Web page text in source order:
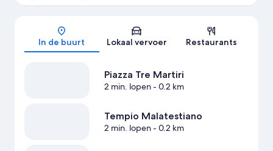
Kaart
In de buurt Lokaal vervoer Restaurants
Piazza Tre Martiri
2 min. lopen- 0.2 km
Tempio Malatestiano
2 min. lopen- 0.2 km